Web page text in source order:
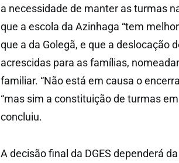
a necessidade de manter as turmas
que a escola da Azinhaga “tem
que a da Golegã, e que a deslocação
acrescidas para as famílias,
familiar. “Não está em causa o
“mas sim a constituição de turmas
concluiu.
A decisão final da DGES dependerá